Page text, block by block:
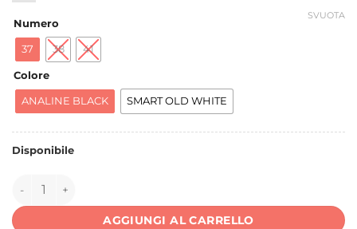
Numero
37 38 41
Colore
ANALINE BLACK SMART OLD WHITE
SVUOTA
Disponibile
147309 quantità
AGGIUNGI AL CARRELLO